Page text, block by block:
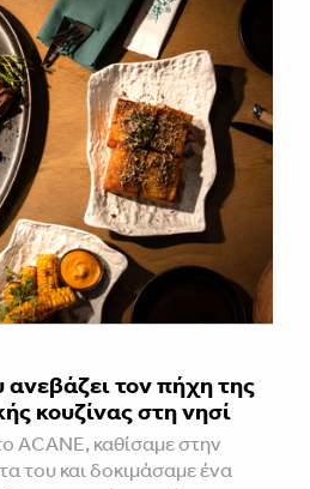
ανεβάζει τον πήχη της
κουζίνας στη νησί
ACANE, καθίσαμε στην
του και δοκιμάσαμε ένα